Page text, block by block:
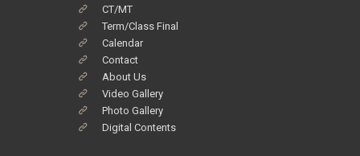
CT/MT
Term/Class Final
Calendar
Contact
About Us
Video Gallery
Photo Gallery
Digital Contents